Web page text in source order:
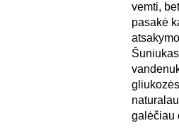
vemti,
pasakė
galėčiau